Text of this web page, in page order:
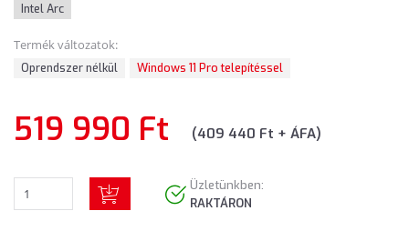
Intel Arc
Termék változatok:
Oprendszer nélkül Windows 11 Pro telepítéssel
519 990 Ft (409 440 Ft + ÁFA)
Üzletünkben:
RAKTÁRON